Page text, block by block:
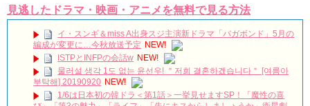
見逃したドラマ・映画・アニメを無料で見る方法
イ・スンギ＆miss A出身スジ主演新ドラマ「バガボンド」5月の
編成が変更に…今秋放送予定 NEW!
ISTPとINFPの会話w NEW!
물러설 생각 1도 없는 윤선우! ＂저희 결혼하겠습니다＂ [여름아
부탁해] 20190920 NEW!
1/6は日本初の韓ドラ＜第1話＞一挙見せますSP！「魔性の喜